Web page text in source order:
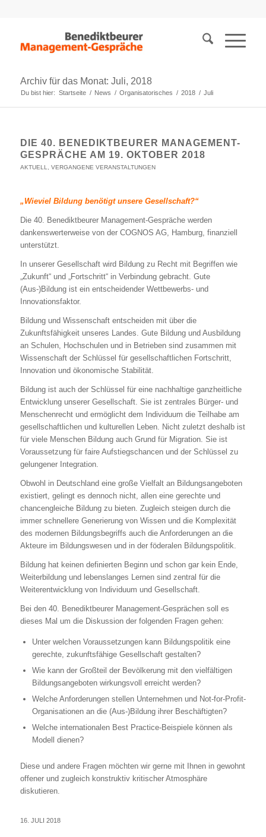
Archiv für das Monat: Juli, 2018
Du bist hier: Startseite / News / Organisatorisches / 2018 / Juli
DIE 40. BENEDIKTBEURER MANAGEMENT-
GESPRÄCHE AM 19. OKTOBER 2018
AKTUELL VERGANGENE VERANSTALTUNGEN
„Wieviel Bildung benötigt unsere Gesellschaft?“
Die 40. Benediktbeurer Management-Gespräche werden
dankenswerter­weise von der COGNOS AG, Hamburg, finanziell
unterstützt.
In unserer Gesellschaft wird Bildung zu Recht mit Begriffen wie
„Zukunft“ und „Fortschritt“ in Verbindung gebracht. Gute
(Aus-)Bildung ist ein entscheidender Wettbewerbs- und
Innovationsfaktor.
Bildung und Wissenschaft entscheiden mit über die
Zukunftsfähigkeit unseres Landes. Gute Bildung und Ausbildung
an Schulen, Hochschulen und in Betrieben sind zusammen mit
Wissenschaft der Schlüssel für gesellschaftlichen Fortschritt,
Innovation und ökonomische Stabilität.
Bildung ist auch der Schlüssel für eine nachhaltige ganzheitliche
Entwicklung unserer Gesellschaft. Sie ist zentrales Bürger- und
Menschenrecht und ermöglicht dem Individuum die Teilhabe am
gesellschaftlichen und kulturellen Leben. Nicht zuletzt deshalb ist
für viele Menschen Bildung auch Grund für Migration. Sie ist
Voraussetzung für faire Aufstiegschancen und der Schlüssel zu
gelungener Integration.
Obwohl in Deutschland eine große Vielfalt an Bildungsangeboten
existiert, gelingt es dennoch nicht, allen eine gerechte und
chancengleiche Bildung zu bieten. Zugleich steigen durch die
immer schnellere Generierung von Wissen und die Komplexität
des modernen Bildungsbegriffs auch die Anforderungen an die
Akteure im Bildungswesen und in der föderalen Bildungspolitik.
Bildung hat keinen definierten Beginn und schon gar kein Ende,
Weiterbildung und lebenslanges Lernen sind zentral für die
Weiterentwicklung von Individuum und Gesellschaft.
Bei den 40. Benediktbeurer Management-Gesprächen soll es
dieses Mal um die Diskussion der folgenden Fragen gehen:
Unter welchen Voraussetzungen kann Bildungspolitik eine
gerechte, zukunftsfähige Gesellschaft gestalten?
Wie kann der Großteil der Bevölkerung mit den vielfältigen
Bildungsangeboten wirkungsvoll erreicht werden?
Welche Anforderungen stellen Unternehmen und Not-for-Profit-
Organisationen an die (Aus-)Bildung ihrer Beschäftigten?
Welche internationalen Best Practice-Beispiele können als
Modell dienen?
Diese und andere Fragen möchten wir gerne mit Ihnen in gewohnt
offener und zugleich konstruktiv kritischer Atmosphäre
diskutieren.
16. JULI 2018